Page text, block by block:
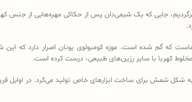
باید به قرن 18 و 19 میلادی برگردیم، جایی که یک شیمی‌دان پس از حکاکی
که گم شده است. موزه کومبولوی یونان اصرار دارد که
کهربا با سایر رزین‌های طبیعی، درست کرده است.
شکل شمش برای ساخت ابزارهای خاص تولید می‌کرد. در اوایل